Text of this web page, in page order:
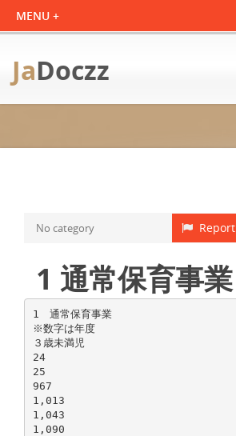
JaDoczz
Report
No category
1 通常保育事業
1 通常保育事業
※数字は年度
３歳未満児
24
25
967
1,013
1,043
1,090